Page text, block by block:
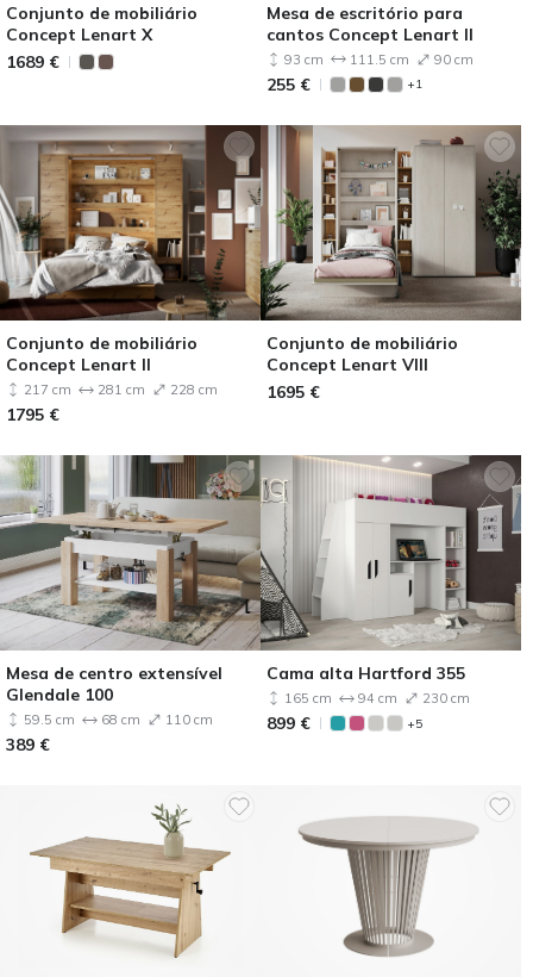
Conjunto de mobiliário
Concept Lenart X
1689 €
Mesa de escritório para
cantos Concept Lenart II
93 cm 111.5 cm 90 cm
255 € +1
Conjunto de mobiliário
Concept Lenart II
217 cm 281 cm 228 cm
1795 €
Conjunto de mobiliário
Concept Lenart VIII
1695 €
Mesa de centro extensível
Glendale 100
59.5 cm 68 cm 110 cm
389 €
Cama alta Hartford 355
165 cm 94 cm 230 cm
899 € +5